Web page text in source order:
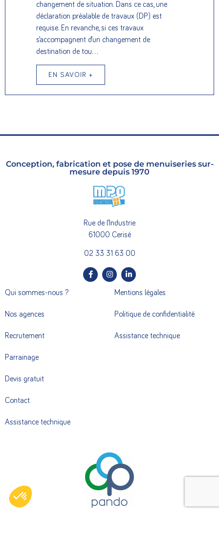
changement de situation. Dans ce cas, une
déclaration préalable de travaux (DP) est
requise. En revanche, si ces travaux
s’accompagnent d’un changement de
destination de tou…
EN SAVOIR +
Conception, fabrication et pose de menuiseries sur-
mesure depuis 1970
Rue de l’Industrie
61000 Cerisé
02 33 31 63 00
Qui sommes-nous ?
Nos agences
Recrutement
Parrainage
Devis gratuit
Contact
Assistance technique
Mentions légales
Politique de confidentialité
Assistance technique